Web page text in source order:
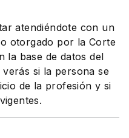
atendiéndote con un
otorgado por la Corte
la base de datos del
si la persona se
de la profesión y si